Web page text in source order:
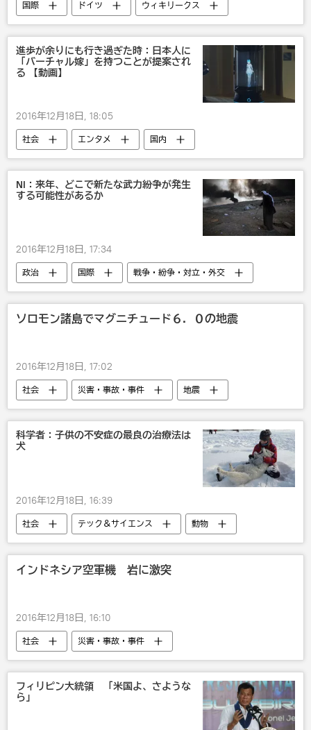
国際 ドイツ ウィキリークス
進歩が余りにも行き過ぎた時：日本人に
「バーチャル嫁」を持つことが提案され
る 【動画】
2016年12月18日, 18:05
社会 エンタメ 国内
NI：来年、どこで新たな武力紛争が発生
する可能性があるか
2016年12月18日, 17:34
政治 国際 戦争・紛争・対立・外交
ソロモン諸島でマグニチュード６．０の地震
2016年12月18日, 17:02
社会 災害・事故・事件 地震
科学者：子供の不安症の最良の治療法は
犬
2016年12月18日, 16:39
社会 テック＆サイエンス
動物
医療
インドネシア空軍機 岩に激突
2016年12月18日, 16:10
社会
災害・事故・事件
インドネシア
フィリピン大統領 「米国よ、さような
ら」